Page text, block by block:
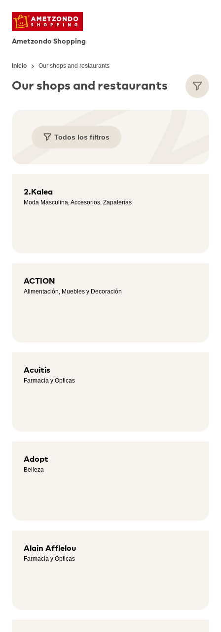
Ametzondo Shopping
Inicio Our shops and restaurants
Our shops and restaurants
Todos los filtros
2.Kalea
Moda Masculina, Accesorios, Zapaterías
ACTION
Alimentación, Muebles y Decoración
Acuitis
Farmacia y Ópticas
Adopt
Belleza
Alain Afflelou
Farmacia y Ópticas